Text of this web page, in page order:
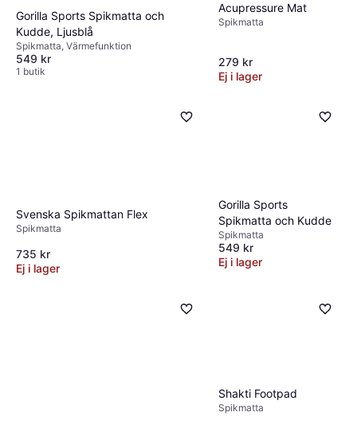
Gorilla Sports Spikmatta och
Kudde, Ljusblå
Spikmatta, Värmefunktion
549 kr
1 butik
Acupressure Mat
Spikmatta
279 kr
Ej i lager
Svenska Spikmattan Flex
Spikmatta
735 kr
Ej i lager
Gorilla Sports
Spikmatta och Kudde
Spikmatta
549 kr
Ej i lager
Shakti Footpad
Spikmatta